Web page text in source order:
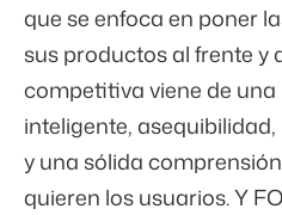
que se enfoca en poner
sus productos al frente y
competitiva viene de
inteligente,
y una sólida
quieren los usuarios. Y